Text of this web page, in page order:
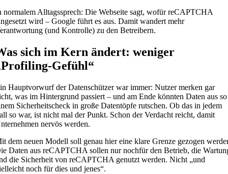
normalem Alltagssprech: Die Webseite sagt, wofür reCAPTCHA
wird – Google führt es aus. Damit wandert mehr
(und Kontrolle) zu den Betreibern.
sich im Kern ändert: weniger
Gefühl“
Hauptvorwurf der Datenschützer war immer: Nutzer merken gar
was im Hintergrund passiert – und am Ende könnten Daten aus so
Sicherheitscheck in große Datentöpfe rutschen. Ob das in jedem
so war, ist nicht mal der Punkt. Schon der Verdacht reicht, damit
nervös werden.
dem neuen Modell soll genau hier eine klare Grenze gezogen
Daten aus reCAPTCHA sollen nur nochfür den Betrieb, die
die Sicherheit von reCAPTCHA genutzt werden. Nicht „und
noch für dies und jenes“.